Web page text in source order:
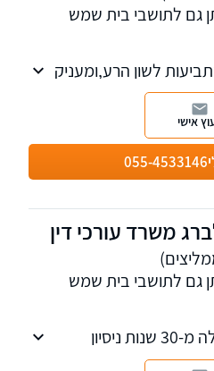
גם לתושבי בית שמש
לשון הרע,ומעניק
המשפט האזרחי-
וחברות, עריכת ייפוי
055-4533146
אישי
משרד עורכי דין
גם לתושבי בית שמש
משרד עורכי דין עם למעלה מ-30 שנות ניסיון
הנזיקין. המשרד